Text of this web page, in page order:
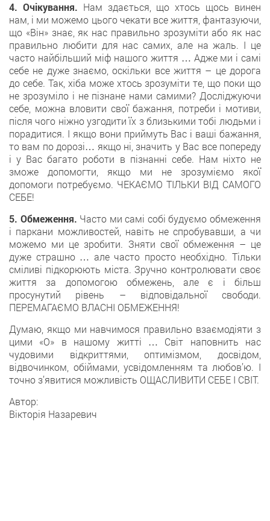
4. Очікування. Нам здається, що хтось щось винен
нам, і ми можемо цього чекати все життя, фантазуючи,
що «Він» знає, як нас правильно зрозуміти або як нас
правильно любити для нас самих, але на жаль. І це
часто найбільший міф нашого життя … Адже ми і самі
себе не дуже знаємо, оскільки все життя – це дорога
до себе. Так, хіба може хтось зрозуміти те, що поки що
не зрозуміло і не пізнане нами самими? Досліджуючи
себе, можна вловити свої бажання, потреби і мотиви,
після чого ніжно узгодити їх з близькими тобі людьми і
порадитися. І якщо вони приймуть Вас і ваші бажання,
то вам по дорозі… якщо ні, значить у Вас все попереду
і у Вас багато роботи в пізнанні себе. Нам ніхто не
зможе допомогти, якщо ми не зрозуміємо якої
допомоги потребуємо. ЧЕКАЄМО ТІЛЬКИ ВІД САМОГО
СЕБЕ!
5. Обмеження. Часто ми самі собі будуємо обмеження
і паркани можливостей, навіть не спробувавши, а чи
можемо ми це зробити. Зняти свої обмеження – це
дуже страшно … але часто просто необхідно. Тільки
сміливі підкорюють міста. Зручно контролювати своє
життя за допомогою обмежень, але є і більш
просунутий рівень – відповідальної свободи.
ПЕРЕМАГАЄМО ВЛАСНІ ОБМЕЖЕННЯ!
Думаю, якщо ми навчимося правильно взаємодіяти з
цими «О» в нашому житті … Світ наповнить нас
чудовими відкриттями, оптимізмом, досвідом,
відвочинком, обіймами, усвідомленням та любов’ю. І
точно з’явитися можливість ОЩАСЛИВИТИ СЕБЕ І СВІТ.
Автор:
Вікторія Назаревич